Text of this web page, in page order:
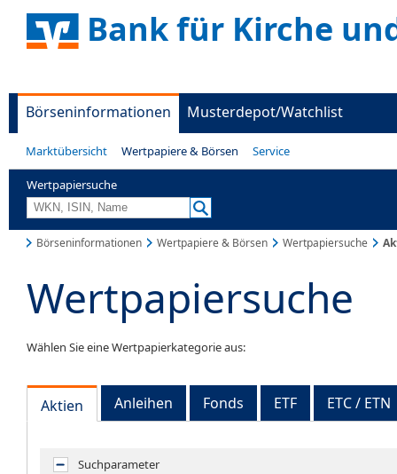
Bank für Kirche
Börseninformationen Musterdepot/Watchlist
Marktübersicht Wertpapiere & Börsen Service
Wertpapiersuche
Börseninformationen Wertpapiere & Börsen Wertpapiersuche
Wertpapiersuche
Wählen Sie eine Wertpapierkategorie aus:
Aktien Anleihen Fonds ETF ETC / ETN
Suchparameter